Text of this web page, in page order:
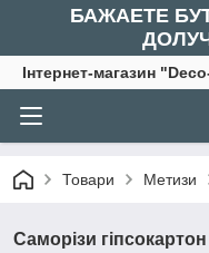
БАЖАЕТЕ
Інтернет-магазин
Товари Метизи
Саморізи